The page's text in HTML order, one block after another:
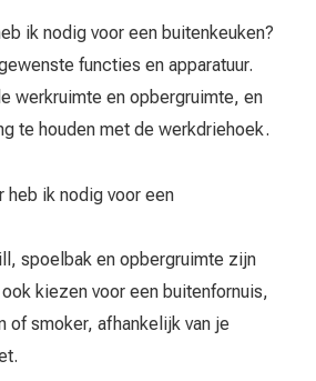
ik nodig voor een buitenkeuken?
functies en apparatuur.
werkruimte en opbergruimte, en
te houden met de werkdriehoek.
heb ik nodig voor een
spoelbak en opbergruimte zijn
kiezen voor een buitenfornuis,
of smoker, afhankelijk van je